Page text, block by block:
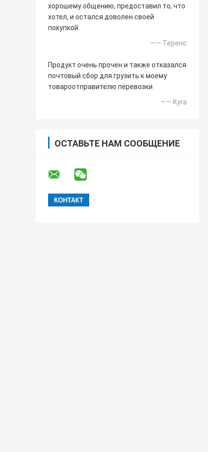
хорошему общению, предоставил то, что
хотел, и остался доволен своей
покупкой.
—— Теренс
Продукт очень прочен и также отказался
почтовый сбор для грузить к моему
товароотправителю перевозки
—— Kyra
ОСТАВЬТЕ НАМ СООБЩЕНИЕ